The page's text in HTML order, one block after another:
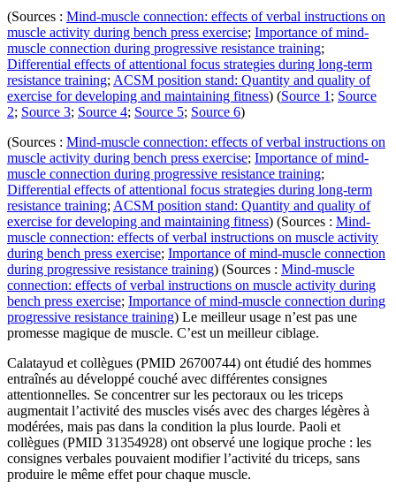
(Sources : Mind-muscle connection: effects of verbal instructions on
muscle activity during bench press exercise; Importance of mind-
muscle connection during progressive resistance training;
Differential effects of attentional focus strategies during long-term
resistance training; ACSM position stand: Quantity and quality of
exercise for developing and maintaining fitness) (Source 1 ; Source
2; Source 3; Source 4; Source 5; Source 6)
(Sources : Mind-muscle connection: effects of verbal instructions on
muscle activity during bench press exercise; Importance of mind-
muscle connection during progressive resistance training;
Differential effects of attentional focus strategies during long-term
resistance training; ACSM position stand: Quantity and quality of
exercise for developing and maintaining fitness) (Sources : Mind-
muscle connection: effects of verbal instructions on muscle activity
during bench press exercise; Importance of mind-muscle connection
during progressive resistance training) (Sources : Mind-muscle
connection: effects of verbal instructions on muscle activity during
bench press exercise; Importance of mind-muscle connection during
progressive resistance training) Le meilleur usage n’est pas une
promesse magique de muscle. C’est un meilleur ciblage.
Calatayud et collègues (PMID 26700744) ont étudié des hommes
entraînés au développé couché avec différentes consignes
attentionnelles. Se concentrer sur les pectoraux ou les triceps
augmentait l’activité des muscles visés avec des charges légères à
modérées, mais pas dans la condition la plus lourde. Paoli et
collègues (PMID 31354928) ont observé une logique proche : les
consignes verbales pouvaient modifier l’activité du triceps, sans
produire le même effet pour chaque muscle.